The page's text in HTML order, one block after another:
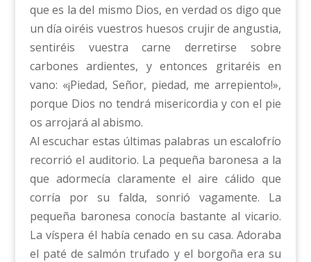
que es la del mismo Dios, en verdad os digo que
un día oiréis vuestros huesos crujir de angustia,
sentiréis vuestra carne derretirse sobre
carbones ardientes, y entonces gritaréis en
vano: «¡Piedad, Señor, piedad, me arrepiento!»,
porque Dios no tendrá misericordia y con el pie
os arrojará al abismo.
Al escuchar estas últimas palabras un escalofrío
recorrió el auditorio. La pequeña baronesa a la
que adormecía claramente el aire cálido que
corría por su falda, sonrió vagamente. La
pequeña baronesa conocía bastante al vicario.
La víspera él había cenado en su casa. Adoraba
el paté de salmón trufado y el borgoña era su